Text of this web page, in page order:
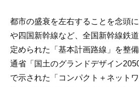
都市の盛衰を左右することを念頭
や四国新幹線など、全国新幹線鉄
定められた「基本計画路線」を整
通省「国土のグランドデザイン
で示された「コンパクト＋ネット